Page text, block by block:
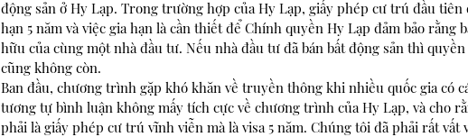
động sản ở Hy Lạp. Trong trường hợp của Hy Lạp, giấy phép cư trú đầu tiên
hạn 5 năm và việc gia hạn là cần thiết để Chính quyền Hy Lạp đảm bảo rằng
hữu của cùng một nhà đầu tư. Nếu nhà đầu tư đã bán bất động sản thì
cũng không còn.
Ban đầu, chương trình gặp khó khăn về truyền thông khi nhiều quốc gia có
tương tự bình luận không mấy tích cực về chương trình của Hy Lạp, và cho
phải là giấy phép cư trú vĩnh viễn mà là visa 5 năm. Chúng tôi đã phải rất vất